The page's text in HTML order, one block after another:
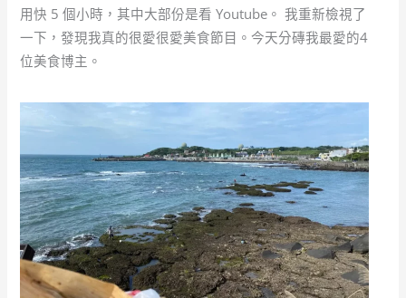
用快 5 個小時，其中大部份是看 Youtube。 我重新檢視了
一下，發現我真的很愛很愛美食節目。今天分磚我最愛的4
位美食博主。